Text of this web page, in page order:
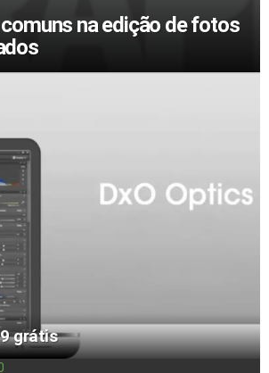
na edição de fotos
grátis